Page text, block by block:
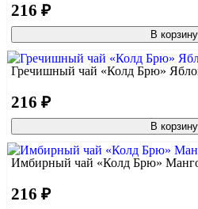
216 ₽
В корзину
Гречишный чай «Колд Брю»
216 ₽
В корзину
Имбирный чай «Колд Брю»
216 ₽